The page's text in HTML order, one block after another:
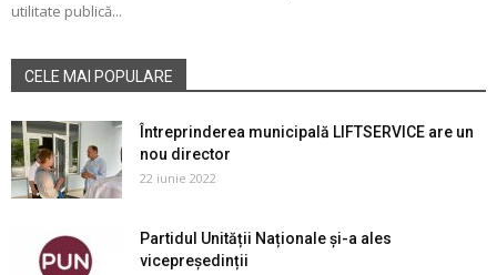
utilitate publică...
CELE MAI POPULARE
Întreprinderea municipală LIFTSERVICE are un
nou director
22 iunie 2022
Partidul Unității Naționale și-a ales
vicepreședinții